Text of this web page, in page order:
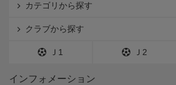
カテゴリから探す
クラブから探す
Ｊ1 Ｊ2
インフォメーション